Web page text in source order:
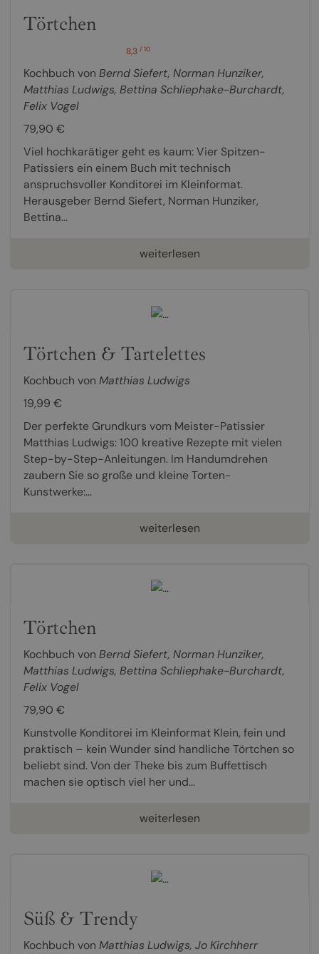
Törtchen
8,3/ 10
Kochbuch von Bernd Siefert, Norman Hunziker,
Matthias Ludwigs, Bettina Schliephake-Burchardt,
Felix Vogel
79,90 €
Viel hochkarätiger geht es kaum: Vier Spitzen-
Patissiers ein einem Buch mit technisch
anspruchsvoller Konditorei im Kleinformat.
Herausgeber Bernd Siefert, Norman Hunziker,
Bettina...
weiterlesen
Törtchen & Tartelettes
Kochbuch von Matthias Ludwigs
19,99 €
Der perfekte Grundkurs vom Meister-Patissier
Matthias Ludwigs: 100 kreative Rezepte mit vielen
Step-by-Step-Anleitungen. Im Handumdrehen
zaubern Sie so große und kleine Torten-
Kunstwerke:...
weiterlesen
Törtchen
Kochbuch von Bernd Siefert, Norman Hunziker,
Matthias Ludwigs, Bettina Schliephake-Burchardt,
Felix Vogel
79,90 €
Kunstvolle Konditorei im Kleinformat Klein, fein und
praktisch – kein Wunder sind handliche Törtchen so
beliebt sind. Von der Theke bis zum Buffettisch
machen sie optisch viel her und...
weiterlesen
Süß & Trendy
Kochbuch von Matthias Ludwigs, Jo Kirchherr